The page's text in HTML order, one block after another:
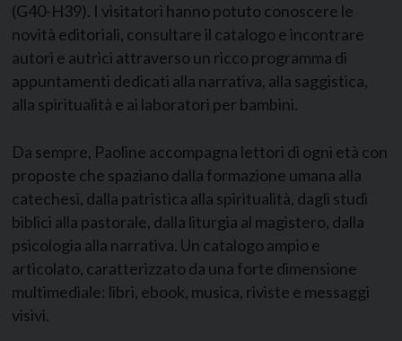
(G40-H39). I visitatori hanno potuto conoscere le
novità editoriali, consultare il catalogo e incontrare
autori e autrici attraverso un ricco programma di
appuntamenti dedicati alla narrativa, alla saggistica,
alla spiritualità e ai laboratori per bambini.
Da sempre, Paoline accompagna lettori di ogni età con
proposte che spaziano dalla formazione umana alla
catechesi, dalla patristica alla spiritualità, dagli studi
biblici alla pastorale, dalla liturgia al magistero, dalla
psicologia alla narrativa. Un catalogo ampio e
articolato, caratterizzato da una forte dimensione
multimediale: libri, ebook, musica, riviste e messaggi
visivi.